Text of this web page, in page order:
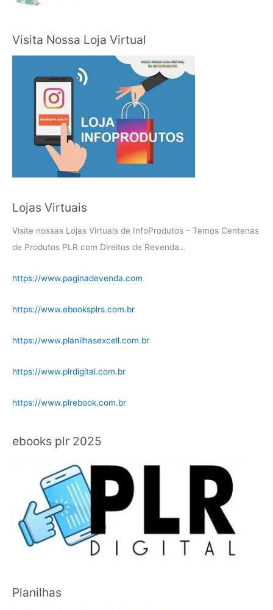
Visita Nossa Loja Virtual
Lojas Virtuais
Visite nossas Lojas Virtuais de InfoProdutos – Temos Centenas
de Produtos PLR com Direitos de Revenda…
https://www.paginadevenda.com
https://www.ebooksplrs.com.br
https://www.planilhasexcell.com.br
https://www.plrdigital.com.br
https://www.plrebook.com.br
ebooks plr 2025
Planilhas